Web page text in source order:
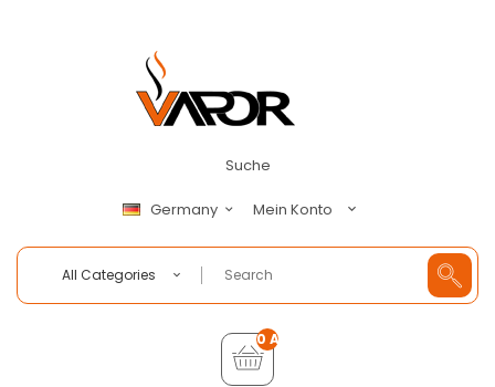
Suche
Germany Mein Konto
All Categories
0 Artikel - €0,00